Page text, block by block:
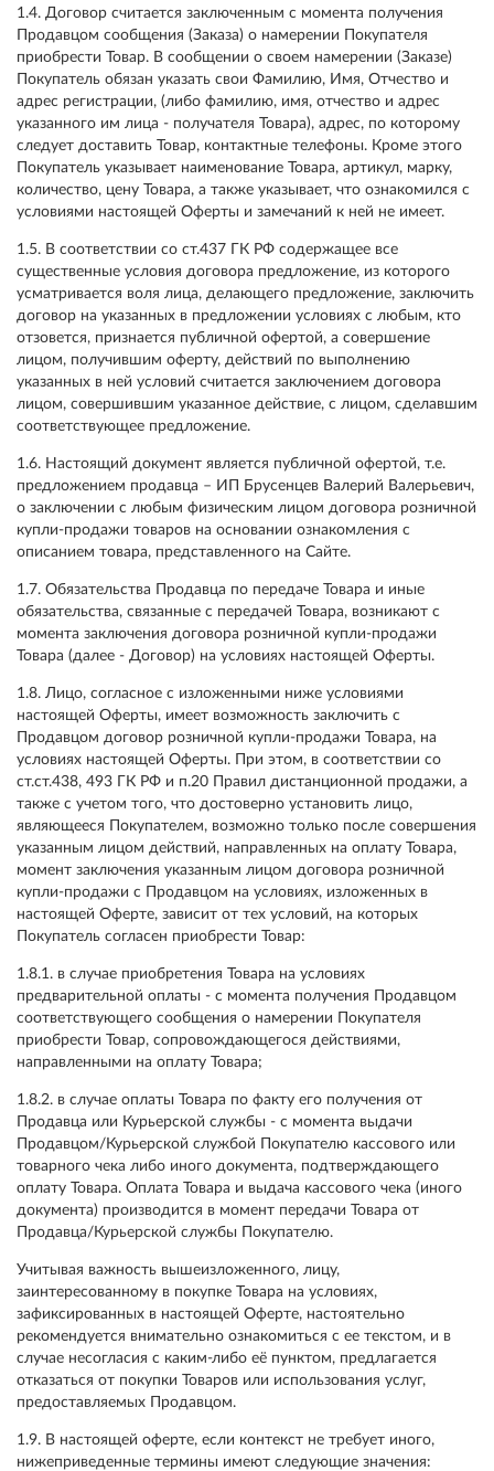
1.4. Договор считается заключенным с момента получения
Продавцом сообщения (Заказа) о намерении Покупателя
приобрести Товар. В сообщении о своем намерении (Заказе)
Покупатель обязан указать свои Фамилию, Имя, Отчество и
адрес регистрации, (либо фамилию, имя, отчество и адрес
указанного им лица - получателя Товара), адрес, по которому
следует доставить Товар, контактные телефоны. Кроме этого
Покупатель указывает наименование Товара, артикул, марку,
количество, цену Товара, а также указывает, что ознакомился с
условиями настоящей Оферты и замечаний к ней не имеет.
1.5. В соответствии со ст.437 ГК РФ содержащее все
существенные условия договора предложение, из которого
усматривается воля лица, делающего предложение, заключить
договор на указанных в предложении условиях с любым, кто
отзовется, признается публичной офертой, а совершение
лицом, получившим оферту, действий по выполнению
указанных в ней условий считается заключением договора
лицом, совершившим указанное действие, с лицом, сделавшим
соответствующее предложение.
1.6. Настоящий документ является публичной офертой, т.е.
предложением продавца – ИП Брусенцев Валерий Валерьевич,
о заключении с любым физическим лицом договора розничной
купли-продажи товаров на основании ознакомления с
описанием товара, представленного на Сайте.
1.7. Обязательства Продавца по передаче Товара и иные
обязательства, связанные с передачей Товара, возникают с
момента заключения договора розничной купли-продажи
Товара (далее - Договор) на условиях настоящей Оферты.
1.8. Лицо, согласное с изложенными ниже условиями
настоящей Оферты, имеет возможность заключить с
Продавцом договор розничной купли-продажи Товара, на
условиях настоящей Оферты. При этом, в соответствии со
ст.ст.438, 493 ГК РФ и п.20 Правил дистанционной продажи, а
также с учетом того, что достоверно установить лицо,
являющееся Покупателем, возможно только после совершения
указанным лицом действий, направленных на оплату Товара,
момент заключения указанным лицом договора розничной
купли-продажи с Продавцом на условиях, изложенных в
настоящей Оферте, зависит от тех условий, на которых
Покупатель согласен приобрести Товар:
1.8.1. в случае приобретения Товара на условиях
предварительной оплаты - с момента получения Продавцом
соответствующего сообщения о намерении Покупателя
приобрести Товар, сопровождающегося действиями,
направленными на оплату Товара;
1.8.2. в случае оплаты Товара по факту его получения от
Продавца или Курьерской службы - с момента выдачи
Продавцом/Курьерской службой Покупателю кассового или
товарного чека либо иного документа, подтверждающего
оплату Товара. Оплата Товара и выдача кассового чека (иного
документа) производится в момент передачи Товара от
Продавца/Курьерской службы Покупателю.
Учитывая важность вышеизложенного, лицу,
заинтересованному в покупке Товара на условиях,
зафиксированных в настоящей Оферте, настоятельно
рекомендуется внимательно ознакомиться с ее текстом, и в
случае несогласия с каким-либо её пунктом, предлагается
отказаться от покупки Товаров или использования услуг,
предоставляемых Продавцом.
1.9. В настоящей оферте, если контекст не требует иного,
нижеприведенные термины имеют следующие значения: